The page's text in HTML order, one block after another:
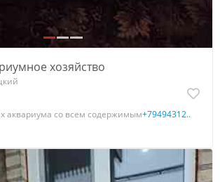
хозяйство
аквариума со всем содержимым+79494312..